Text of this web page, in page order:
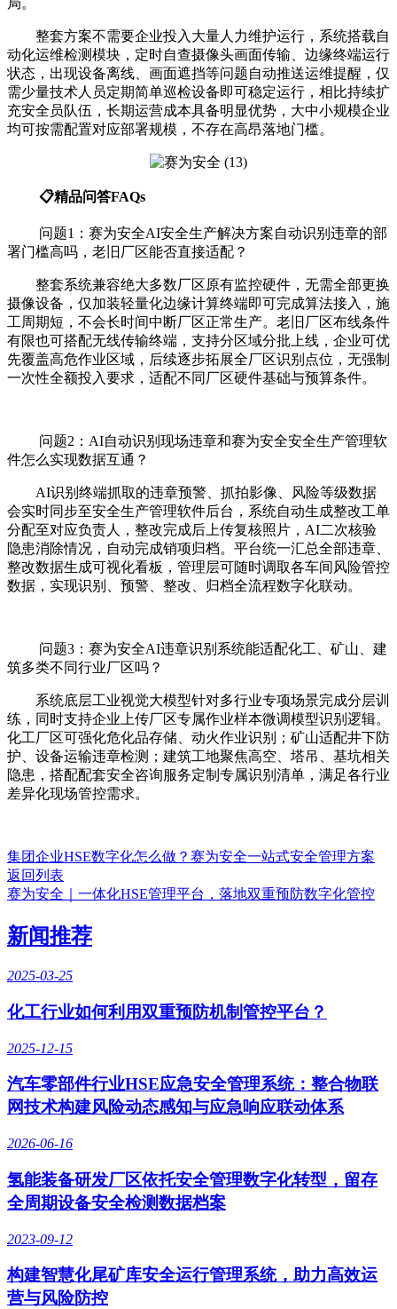
局。
整套方案不需要企业投入大量人力维护运行，系统搭载自
动化运维检测模块，定时自查摄像头画面传输、边缘终端运行
状态，出现设备离线、画面遮挡等问题自动推送运维提醒，仅
需少量技术人员定期简单巡检设备即可稳定运行，相比持续扩
充安全员队伍，长期运营成本具备明显优势，大中小规模企业
均可按需配置对应部署规模，不存在高昂落地门槛。
📋精品问答FAQs
问题1：赛为安全AI安全生产解决方案自动识别违章的部
署门槛高吗，老旧厂区能否直接适配？
整套系统兼容绝大多数厂区原有监控硬件，无需全部更换
摄像设备，仅加装轻量化边缘计算终端即可完成算法接入，施
工周期短，不会长时间中断厂区正常生产。老旧厂区布线条件
有限也可搭配无线传输终端，支持分区域分批上线，企业可优
先覆盖高危作业区域，后续逐步拓展全厂区识别点位，无强制
一次性全额投入要求，适配不同厂区硬件基础与预算条件。
问题2：AI自动识别现场违章和赛为安全安全生产管理软
件怎么实现数据互通？
AI识别终端抓取的违章预警、抓拍影像、风险等级数据
会实时同步至安全生产管理软件后台，系统自动生成整改工单
分配至对应负责人，整改完成后上传复核照片，AI二次核验
隐患消除情况，自动完成销项归档。平台统一汇总全部违章、
整改数据生成可视化看板，管理层可随时调取各车间风险管控
数据，实现识别、预警、整改、归档全流程数字化联动。
问题3：赛为安全AI违章识别系统能适配化工、矿山、建
筑多类不同行业厂区吗？
系统底层工业视觉大模型针对多行业专项场景完成分层训
练，同时支持企业上传厂区专属作业样本微调模型识别逻辑。
化工厂区可强化危化品存储、动火作业识别；矿山适配井下防
护、设备运输违章检测；建筑工地聚焦高空、塔吊、基坑相关
隐患，搭配配套安全咨询服务定制专属识别清单，满足各行业
差异化现场管控需求。
集团企业HSE数字化怎么做？赛为安全一站式安全管理方案
返回列表
赛为安全｜一体化HSE管理平台，落地双重预防数字化管控
新闻推荐
2025-03-25
化工行业如何利用双重预防机制管控平台？
2025-12-15
汽车零部件行业HSE应急安全管理系统：整合物联
网技术构建风险动态感知与应急响应联动体系
2026-06-16
氢能装备研发厂区依托安全管理数字化转型，留存
全周期设备安全检测数据档案
2023-09-12
构建智慧化尾矿库安全运行管理系统，助力高效运
营与风险防控